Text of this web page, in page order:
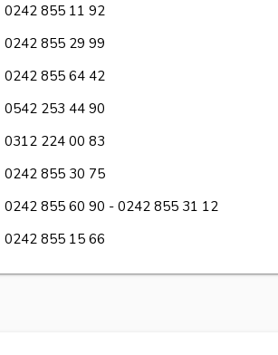
0242 855 11 92
0242 855 29 99
0242 855 64 42
0542 253 44 90
0312 224 00 83
0242 855 30 75
0242 855 60 90 - 0242 855 31 12
0242 855 15 66